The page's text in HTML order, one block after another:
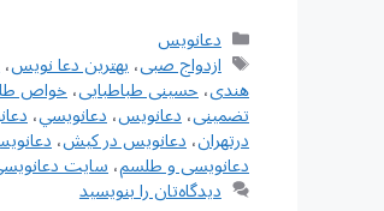
دسته‌ها
دعانویس
برچسب‌ها
ازدواج صبی،بهترین دعا نویس،
هندی،حسینی طباطبایی،خواص
تضمینی،دعانويس،دعانويسي،
درتهران،دعانویس در کیش،
دعانویسی و طلسم،سایت
دیدگاه‌تان را بنویسید